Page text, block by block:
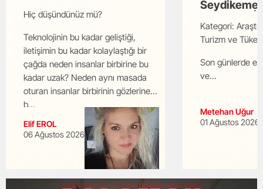
Hiç düşündünüz mü?
Teknolojinin bu kadar geliştiği,
iletişimin bu kadar kolaylaştığı bir
çağda neden insanlar birbirine bu
kadar uzak? Neden aynı masada
oturan insanlar birbirinin gözlerine
b...
Elif EROL
06 Ağustos 2026
Acenteye
Kategori:
Turizm ve
Son günlerde
ve...
Metehan Uğur
01 Ağustos 2026